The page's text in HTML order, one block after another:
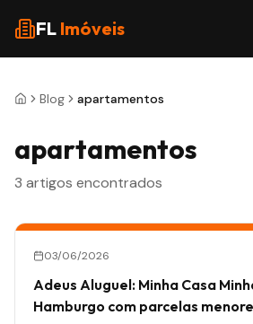
FL Imóveis
Blog apartamentos
apartamentos
3 artigos encontrados
03/06/2026
Adeus Aluguel: Minha Casa
Hamburgo com parcelas